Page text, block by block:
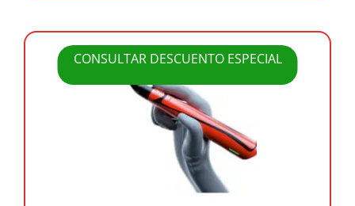
CONSULTAR DESCUENTO ESPECIAL